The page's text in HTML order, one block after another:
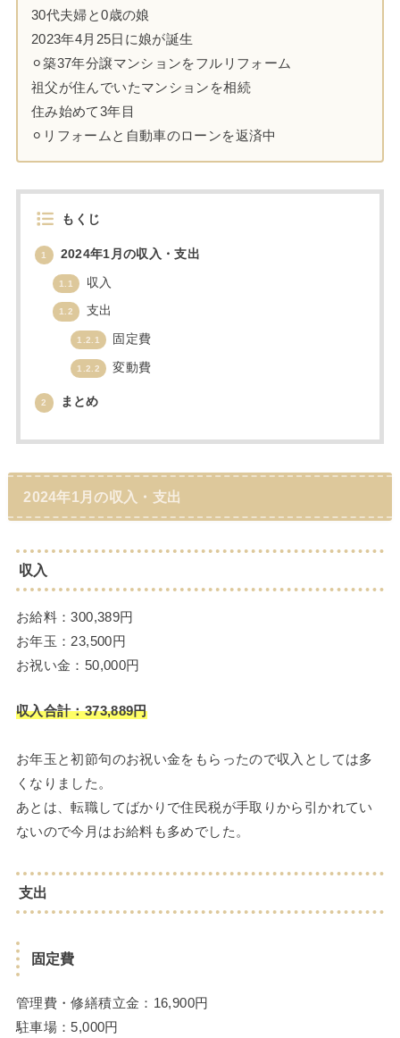
30代夫婦と0歳の娘
2023年4月25日に娘が誕生
⚪︎築37年分譲マンションをフルリフォーム
祖父が住んでいたマンションを相続
住み始めて3年目
⚪︎リフォームと自動車のローンを返済中
もくじ
1 2024年1月の収入・支出
1.1 収入
1.2 支出
1.2.1 固定費
1.2.2 変動費
2 まとめ
2024年1月の収入・支出
収入
お給料：300,389円
お年玉：23,500円
お祝い金：50,000円
収入合計：373,889円
お年玉と初節句のお祝い金をもらったので収入としては多
くなりました。
あとは、転職してばかりで住民税が手取りから引かれてい
ないので今月はお給料も多めでした。
支出
固定費
管理費・修繕積立金：16,900円
駐車場：5,000円